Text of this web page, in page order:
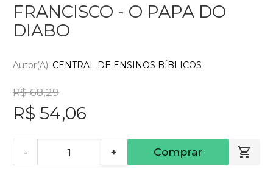
FRANCISCO - O PAPA DO
DIABO
Autor(a): CENTRAL DE ENSINOS BÍBLICOS
R$ 68,29
R$ 54,06
- + Comprar